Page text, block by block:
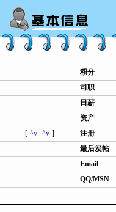
积分
司职
日薪
资产
[-^v--^v-] 注册
最后发帖
Email
QQ/MSN